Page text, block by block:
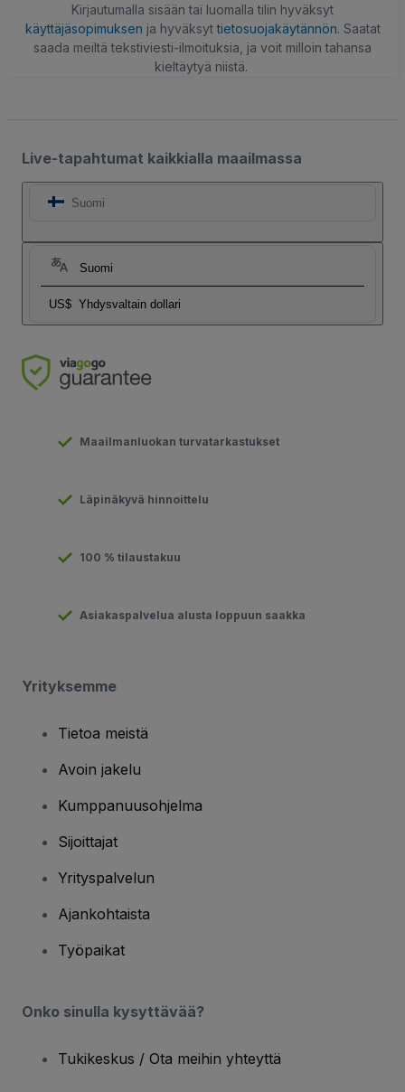
Kirjautumalla sisään tai luomalla tilin hyväksyt
käyttäjäsopimuksen ja hyväksyttietosuojakäytännön. Saatat
saada meiltä tekstiviesti-ilmoituksia, ja voit milloin tahansa
kieltäytyä niistä.
Live-tapahtumat kaikkialla maailmassa
Suomi
Suomi
US$ Yhdysvaltain dollari
Maailmanluokan turvatarkastukset
Läpinäkyvä hinnoittelu
100 % tilaustakuu
Asiakaspalvelua alusta loppuun saakka
Yrityksemme
Tietoa meistä
Avoin jakelu
Kumppanuusohjelma
Sijoittajat
Yrityspalvelun
Ajankohtaista
Työpaikat
Onko sinulla kysyttävää?
Tukikeskus / Ota meihin yhteyttä